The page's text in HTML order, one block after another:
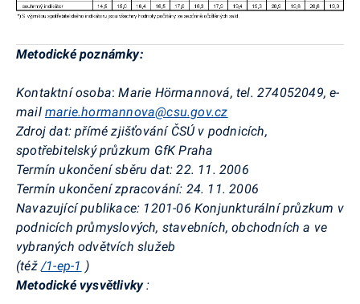
Metodické poznámky:
Kontaktní osoba:Marie Hörmannová, tel. 274052049, e-
mail marie.hormannova@csu.gov.cz
Zdroj dat: přímé zjišťování ČSÚ v podnicích,
spotřebitelský průzkum GfK Praha
Termín ukončení sběru dat: 22. 11. 2006
Termín ukončení zpracování: 24. 11. 2006
Navazující publikace: 1201-06 Konjunkturální průzkum v
podnicích průmyslových, stavebních, obchodních a ve
vybraných odvětvích služeb
(též/1-ep-1 )
Metodické vysvětlivky :